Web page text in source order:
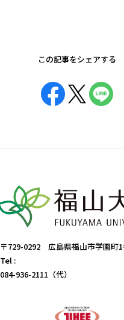
この記事をシェアする
〒729-0292 広島県福山市学園町
Tel :
084-936-2111（代）